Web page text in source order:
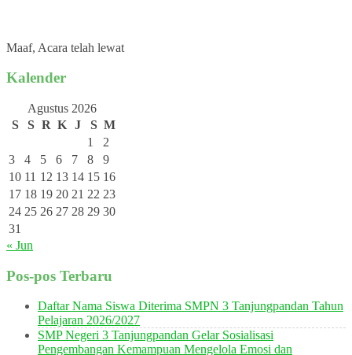
Maaf, Acara telah lewat
Kalender
Agustus 2026
S
S R K J S M
1
2
3
4 5 6 7 8
9
10 11 12 13 14 15 16
17 18 19 20 21 22 23
24 25 26 27 28 29 30
31
« Jun
Pos-pos Terbaru
Daftar Nama Siswa Diterima SMPN 3 Tanjungpandan Tahun
Pelajaran 2026/2027
SMP Negeri 3 Tanjungpandan Gelar Sosialisasi
Pengembangan Kemampuan Mengelola Emosi dan